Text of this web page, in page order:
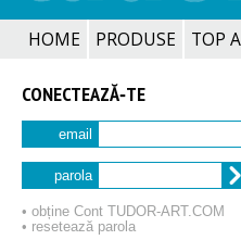
HOME PRODUSE TOP
CONECTEAZĂ‑TE
email
parola
• obține Cont TUDOR‑ART.COM
• resetează parola